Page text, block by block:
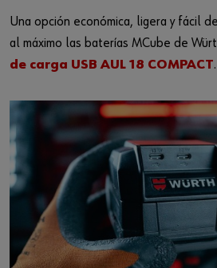
¿Quieres ser un cliente online?
Regístrese aquí en tres sencillos
funciones de la tienda.
Ventas solo a clientes comerciales
Regístrate
Libreria Técnica
Personalizacion Textil
Tiendas Outlet
Suscripcion Würth
Click and Collect
Una opción económica, ligera y fácil
al máximo las baterías MCube de
de carga USB AUL 18 COMPACT.